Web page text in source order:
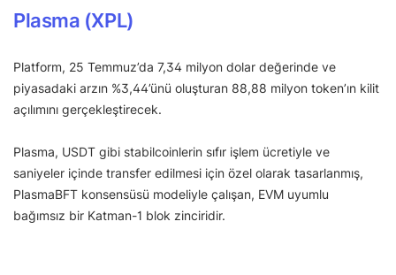
Plasma (XPL)
Platform, 25 Temmuz’da 7,34 milyon dolar değerinde ve
piyasadaki arzın %3,44’ünü oluşturan 88,88 milyon token’ın kilit
açılımını gerçekleştirecek.
Plasma, USDT gibi stabilcoinlerin sıfır işlem ücretiyle ve
saniyeler içinde transfer edilmesi için özel olarak tasarlanmış,
PlasmaBFT konsensüsü modeliyle çalışan, EVM uyumlu
bağımsız bir Katman-1 blok zinciridir.